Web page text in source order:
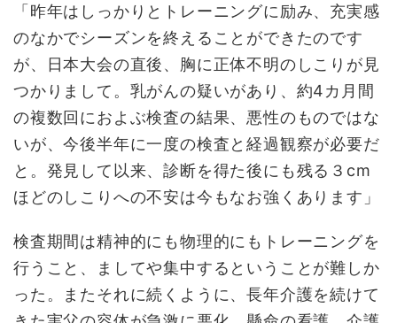
「昨年はしっかりとトレーニングに励み、充実感
のなかでシーズンを終えることができたのです
が、日本大会の直後、胸に正体不明のしこりが見
つかりまして。乳がんの疑いがあり、約4カ月間
の複数回におよぶ検査の結果、悪性のものではな
いが、今後半年に一度の検査と経過観察が必要だ
と。発見して以来、診断を得た後にも残る３cm
ほどのしこりへの不安は今もなお強くあります」
検査期間は精神的にも物理的にもトレーニングを
行うこと、ましてや集中するということが難しか
った。またそれに続くように、長年介護を続けて